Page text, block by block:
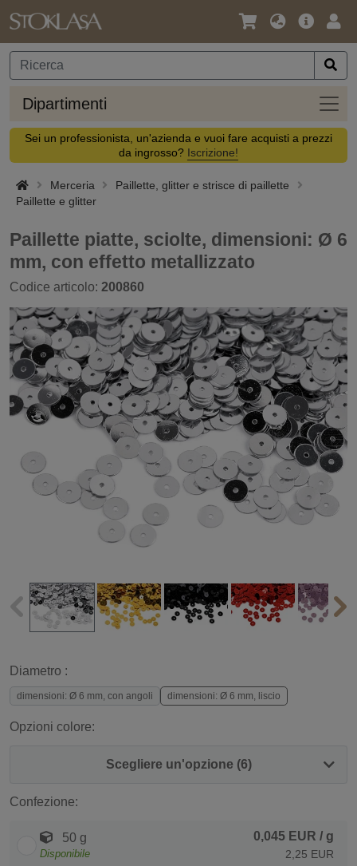
Lingua
Valuta
Offerta
Dipartimenti
Sei un professionista, un'azienda e vuoi fare acquisti a prezzi
da ingrosso? Iscrizione!
Merceria
Paillette, glitter e strisce di paillette
Paillette e glitter
Paillette piatte, sciolte, dimensioni: Ø 6
mm, con effetto metallizzato
Codice articolo: 200860
Diametro :
dimensioni: Ø 6 mm, con angoli dimensioni: Ø 6 mm, liscio
Opzioni colore:
Scegliere un'opzione (6)
Confezione:
50 g
Disponibile
0,045 EUR / g
2,25 EUR